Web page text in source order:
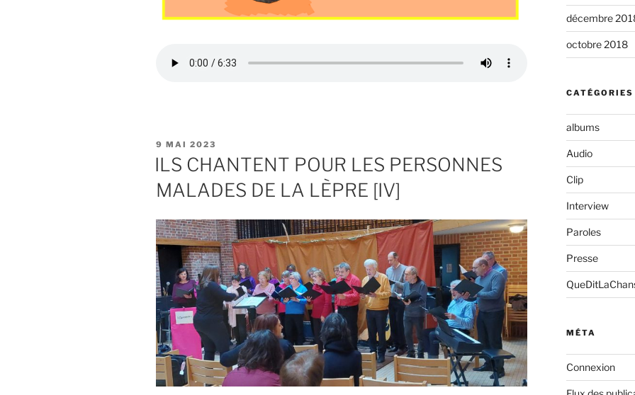
PUBLIÉ
LE
9 MAI 2023
ILS CHANTENT POUR LES PERSONNES
MALADES DE LA LÈPRE [IV]
décembre
octobre 2018
CATÉGORIES
albums
Audio
Clip
Interview
Paroles
Presse
MÉTA
Connexion